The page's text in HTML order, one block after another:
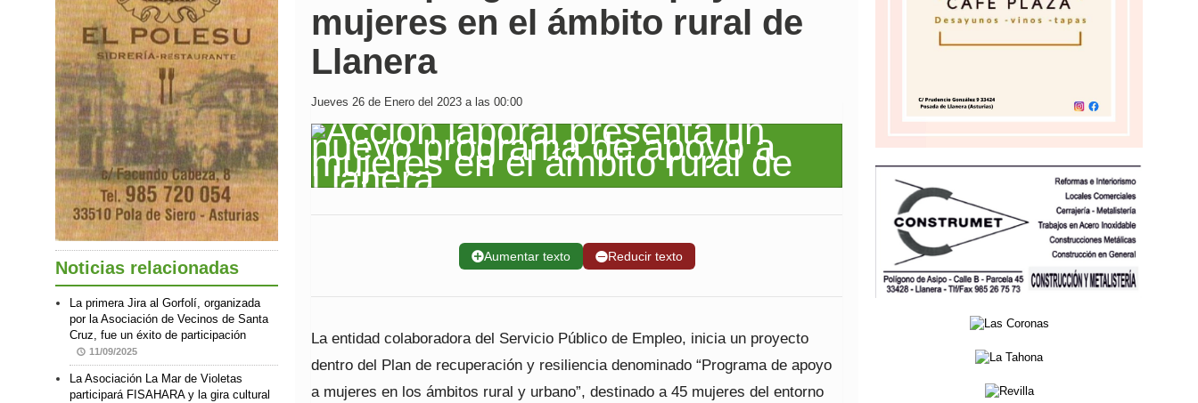
mujeres en el ámbito rural de
Llanera
Jueves 26 de Enero del 2023 a las 00:00
➕Aumentar texto ➖Reducir texto
La entidad colaboradora del Servicio Público de Empleo, inicia un proyecto
dentro del Plan de recuperación y resiliencia denominado “Programa de apoyo
a mujeres en los ámbitos rural y urbano”, destinado a 45 mujeres del entorno
Noticias relacionadas
La primera Jira al Gorfolí, organizada
por la Asociación de Vecinos de Santa
Cruz, fue un éxito de participación
11/09/2025
La Asociación La Mar de Violetas
participará FISAHARA y la gira cultural